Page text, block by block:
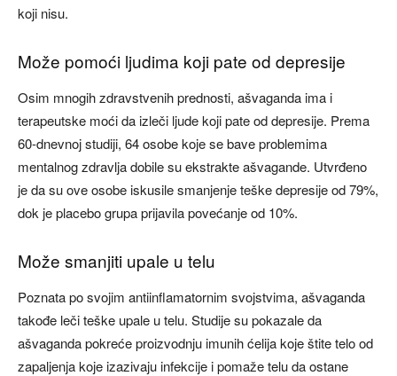
koji nisu.
Može pomoći ljudima koji pate od depresije
Osim mnogih zdravstvenih prednosti, ašvaganda ima i
terapeutske moći da izleči ljude koji pate od depresije. Prema
60-dnevnoj studiji, 64 osobe koje se bave problemima
mentalnog zdravlja dobile su ekstrakte ašvagande. Utvrđeno
je da su ove osobe iskusile smanjenje teške depresije od 79%,
dok je placebo grupa prijavila povećanje od 10%.
Može smanjiti upale u telu
Poznata po svojim antiinflamatornim svojstvima, ašvaganda
takođe leči teške upale u telu. Studije su pokazale da
ašvaganda pokreće proizvodnju imunih ćelija koje štite telo od
zapaljenja koje izazivaju infekcije i pomaže telu da ostane